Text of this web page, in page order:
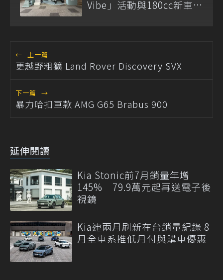
Vibe」活動與180cc新車全
← 上一篇
更越野粗獷 Land Rover Discovery SVX
下一篇 →
暴力哈扣車款 AMG G65 Brabus 900
延伸閱讀
Kia Stonic前7月銷量年增
145% 79.9萬元起再送電子後
視鏡
Kia連兩月刷新在台銷量紀錄 8
月全車系推低月付與購車優惠